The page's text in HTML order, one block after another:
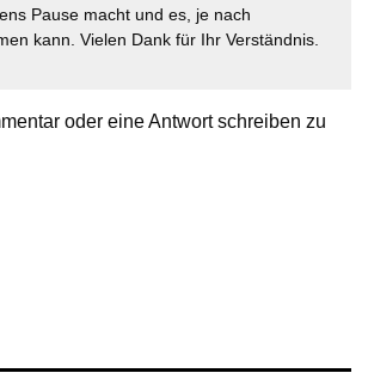
Pause macht und es, je nach
kann. Vielen Dank für Ihr Verständnis.
oder eine Antwort schreiben zu